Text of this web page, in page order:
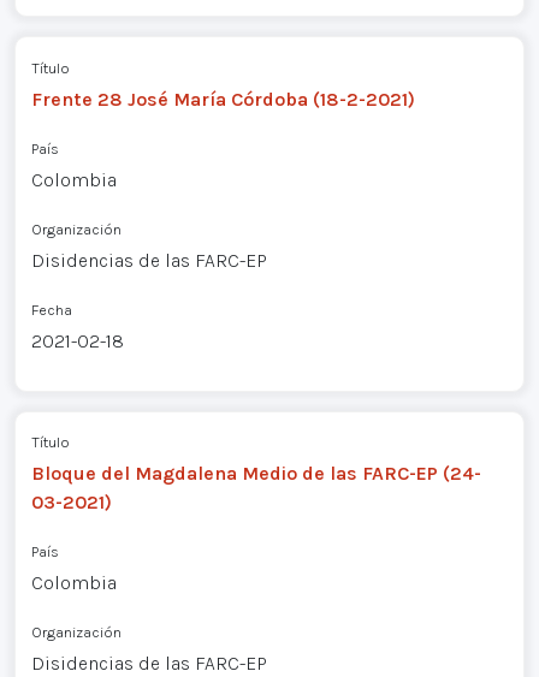
Título
Frente 28 José María Córdoba (18-2-2021)
País
Colombia
Organización
Disidencias de las FARC-EP
Fecha
2021-02-18
Título
Bloque del Magdalena Medio de las FARC-EP (24-
03-2021)
País
Colombia
Organización
Disidencias de las FARC-EP